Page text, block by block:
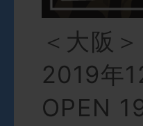
＜大阪＞
2019年
OPEN